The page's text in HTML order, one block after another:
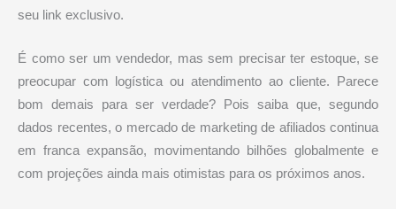
seu link exclusivo.
É como ser um vendedor, mas sem precisar ter estoque, se
preocupar com logística ou atendimento ao cliente. Parece
bom demais para ser verdade? Pois saiba que, segundo
dados recentes, o mercado de marketing de afiliados continua
em franca expansão, movimentando bilhões globalmente e
com projeções ainda mais otimistas para os próximos anos.